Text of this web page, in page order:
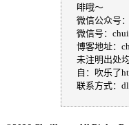
啡哦～
微信公众号
微信号：
博客地址：
未注明出处
自：吹乐了
联系方式：